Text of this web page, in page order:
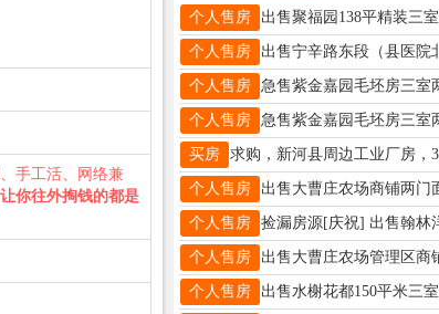
手工活、网络兼
你往外掏钱的都是
个人售房
个人售房
个人售房
个人售房
买房
个人售房
个人售房
个人售房
个人售房